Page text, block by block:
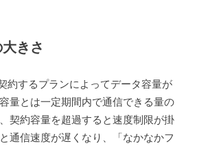
きさ
約するプランによってデータ容量が
量とは一定期間内で通信できる量の
契約容量を超過すると速度制限が掛
通信速度が遅くなり、「なかなかフ